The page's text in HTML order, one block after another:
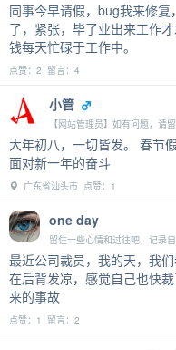
同事今早请假，bug我来修
了，紧张，毕了业出来工作
钱每天忙碌于工作中。
点赞：2 留言：4
小管
大年初八，一切皆发。 春节
面对新一年的奋斗
广东省汕头市 点赞：1
one day
留住一些心情和过往吧，记录
最近公司裁员，我的天，我
在后背发凉，感觉自己也快
来的事故
点赞：1 留言：2